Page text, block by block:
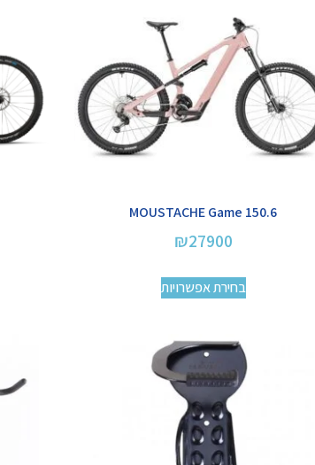
MOUSTACHE Game 150.6
₪27900
בחירת אפשרויות